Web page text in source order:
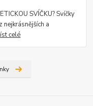
SVÍČKU? Svíčky
nejkrásnějších a
celé